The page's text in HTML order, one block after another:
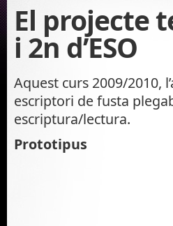
El projecte
i 2n d’ESO
Aquest curs 2009/2010,
escriptori de fusta
escriptura/lectura.
Prototipus